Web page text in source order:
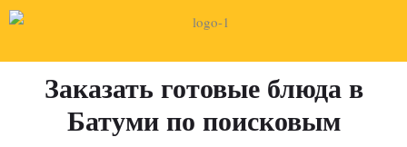
Заказать готовые блюда в
Батуми по поисковым